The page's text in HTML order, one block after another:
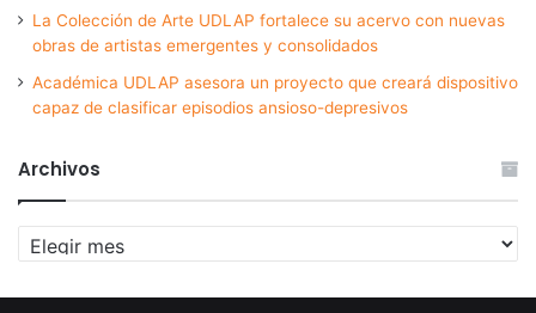
La Colección de Arte UDLAP fortalece su acervo con nuevas
obras de artistas emergentes y consolidados
Académica UDLAP asesora un proyecto que creará dispositivo
capaz de clasificar episodios ansioso-depresivos
Archivos
Archivos